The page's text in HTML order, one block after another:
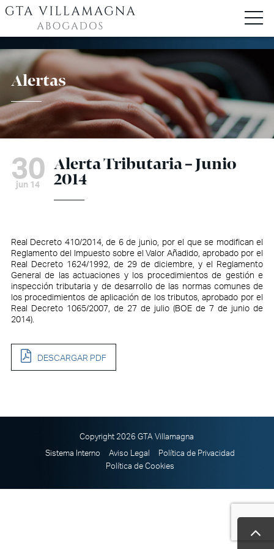
Alertas
30
jun 14
Alerta Tributaria – Junio
2014
Real Decreto 410/2014, de 6 de junio, por el que se modifican el
Reglamento del Impuesto sobre el Valor Añadido, aprobado por el
Real Decreto 1624/1992, de 29 de diciembre, y el Reglamento
General de las actuaciones y los procedimientos de gestión e
inspección tributaria y de desarrollo de las normas comunes de
los procedimientos de aplicación de los tributos, aprobado por el
Real Decreto 1065/2007, de 27 de julio (BOE de 7 de junio de
2014).
DESCARGAR PDF
Copyright 2026 GTA Villamagna
Sistema Interno Aviso Legal
Política de Privacidad
Política de Cookies